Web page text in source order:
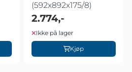
(592x892x175/8)
2.774,-
Ikke på lager
Kjøp